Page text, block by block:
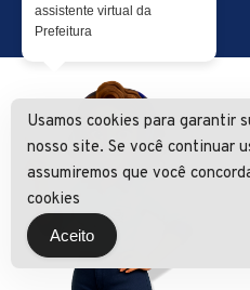
assistente virtual da
Prefeitura
Usamos cookies para garantir
nosso site. Se você continuar
assumiremos que você
cookies
Aceito